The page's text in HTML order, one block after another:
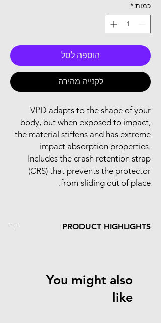
כמות *
הוספה לסל
לקנייה מהירה
VPD adapts to the shape of your
body, but when exposed to impact,
the material stiffens and has extreme
impact absorption properties.
Includes the crash retention strap
(CRS) that prevents the protector
from sliding out of place.
PRODUCT HIGHLIGHTS
Secure fit with a reinforced stretch
Crash retention strap (CRS) prevents
You might also
like